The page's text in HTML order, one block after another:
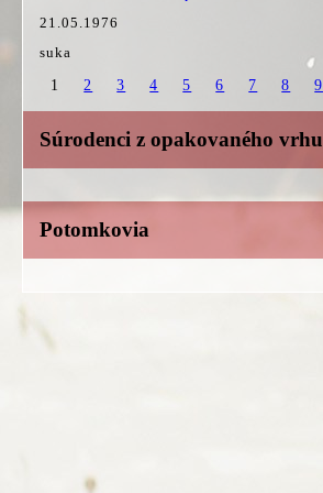
21.05.1976
suka
1
2 3 4 5 6 7 8 9
Súrodenci z opakovaného vrhu
Potomkovia